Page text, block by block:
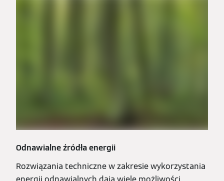
Odnawialne źródła energii
Rozwiązania techniczne w zakresie wykorzystania